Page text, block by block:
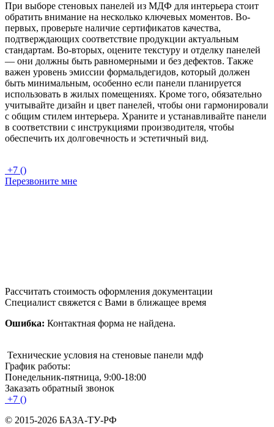
При выборе стеновых панелей из МДФ для интерьера стоит
обратить внимание на несколько ключевых моментов. Во-
первых, проверьте наличие сертификатов качества,
подтверждающих соответствие продукции актуальным
стандартам. Во-вторых, оцените текстуру и отделку панелей
— они должны быть равномерными и без дефектов. Также
важен уровень эмиссии формальдегидов, который должен
быть минимальным, особенно если панели планируется
использовать в жилых помещениях. Кроме того, обязательно
учитывайте дизайн и цвет панелей, чтобы они гармонировали
с общим стилем интерьера. Храните и устанавливайте панели
в соответствии с инструкциями производителя, чтобы
обеспечить их долговечность и эстетичный вид.
+7 ()
Перезвоните мне
Рассчитать стоимость оформления документации
Специалист свяжется с Вами в ближащее время
Ошибка: Контактная форма не найдена.
Технические условия на cтеновые панели мдф
График работы:
Понедельник-пятница, 9:00-18:00
Заказать обратный звонок
+7 ()
© 2015-2026 БАЗА-ТУ-РФ